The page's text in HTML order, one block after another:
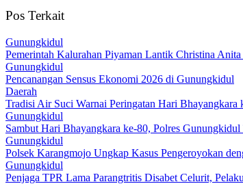
Pos Terkait
Gunungkidul
Pemerintah Kalurahan Piyaman Lantik Christina
Gunungkidul
Pencanangan Sensus Ekonomi 2026 di Gunungkidul
Daerah
Tradisi Air Suci Warnai Peringatan Hari
Gunungkidul
Sambut Hari Bhayangkara ke-80, Polres
Gunungkidul
Polsek Karangmojo Ungkap Kasus Pengeroyokan
Gunungkidul
Penjaga TPR Lama Parangtritis Disabet Celurit,